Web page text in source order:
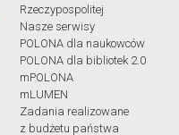
Rzeczypospolitej
Nasze serwisy
POLONA dla naukowców
POLONA dla bibliotek 2.0
mPOLONA
mLUMEN
Zadania realizowane
z budżetu państwa